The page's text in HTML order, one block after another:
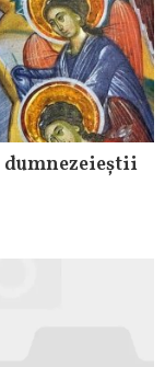
dumnezeieștii